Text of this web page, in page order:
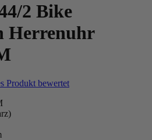
2 Bike
Herrenuhr
Produkt bewertet